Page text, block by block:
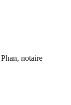
notaire